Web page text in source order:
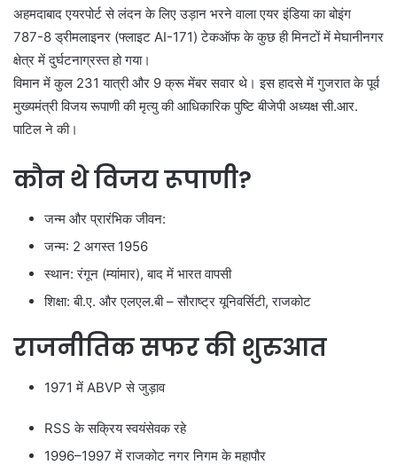
अहमदाबाद एयरपोर्ट से लंदन के लिए उड़ान भरने वाला एयर इंडिया का बोइंग
787-8 ड्रीमलाइनर (फ्लाइट AI-171) टेकऑफ के कुछ ही मिनटों में मेघानीनगर
क्षेत्र में दुर्घटनाग्रस्त हो गया।
विमान में कुल 231 यात्री और 9 क्रू मेंबर सवार थे। इस हादसे में गुजरात के पूर्व
मुख्यमंत्री विजय रूपाणी की मृत्यु की आधिकारिक पुष्टि बीजेपी अध्यक्ष सी.आर.
पाटिल ने की।
कौन थे विजय रूपाणी?
जन्म और प्रारंभिक जीवन:
जन्म: 2 अगस्त 1956
स्थान: रंगून (म्यांमार), बाद में भारत वापसी
शिक्षा: बी.ए. और एलएल.बी – सौराष्ट्र यूनिवर्सिटी, राजकोट
राजनीतिक सफर की शुरुआत
1971 में ABVP से जुड़ाव
RSS के सक्रिय स्वयंसेवक रहे
1996–1997 में राजकोट नगर निगम के महापौर